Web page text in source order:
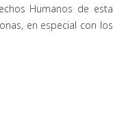
Humanos de esta
en especial con los